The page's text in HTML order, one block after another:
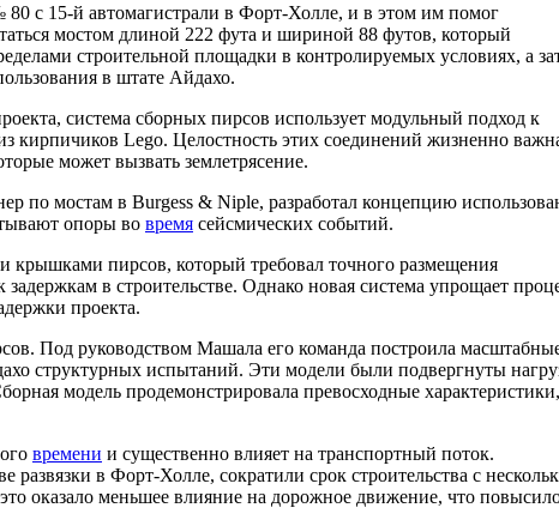
80 с 15-й автомагистрали в Форт-Холле, и в этом им помог
мостом длиной 222 фута и шириной 88 футов, который
строительной площадки в контролируемых условиях, а
в штате Айдахо.
система сборных пирсов использует модульный подход к
кирпичиков Lego. Целостность этих соединений жизненно
может вызвать землетрясение.
по мостам в Burgess & Niple, разработал концепцию
опоры во время сейсмических событий.
и крышками пирсов, который требовал точного размещения
в строительстве. Однако новая система упрощает
проекта.
Под руководством Машала его команда построила
структурных испытаний. Эти модели были подвергнуты
модель продемонстрировала превосходные
времени и существенно влияет на транспортный поток.
в Форт-Холле, сократили срок строительства с
оказало меньшее влияние на дорожное движение, что